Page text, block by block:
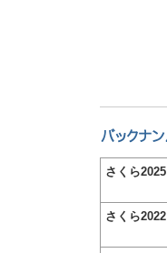
さくら2025
さくら2022